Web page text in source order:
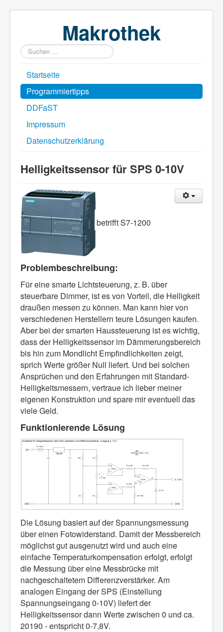
Makrothek
Suchen
...
Startseite
Programmiertipps
DDFaST
Impressum
Datenschutzerklärung
Helligkeitssensor für SPS 0-10V
betrifft S7-1200
Problembeschreibung:
Für eine smarte Lichtsteuerung, z. B. über
steuerbare Dimmer, ist es von Vorteil, die Helligkeit
draußen messen zu können. Man kann hier von
verschiedenen Herstellern teure Lösungen kaufen.
Aber bei der smarten Haussteuerung ist es wichtig,
dass der Helligkeitssensor im Dämmerungsbereich
bis hin zum Mondlicht Empfindlichkeiten zeigt,
sprich Werte größer Null liefert. Und bei solchen
Ansprüchen und den Erfahrungen mit Standard-
Helligkeitsmessern, vertraue ich lieber meiner
eigenen Konstruktion und spare mir eventuell das
viele Geld.
Funktionierende Lösung
Die Lösung basiert auf der Spannungsmessung
über einen Fotowiderstand. Damit der Messbereich
möglichst gut ausgenutzt wird und auch eine
einfache Temperaturkompensation erfolgt, erfolgt
die Messung über eine Messbrücke mit
nachgeschaltetem Differenzverstärker. Am
analogen Eingang der SPS (Einstellung
Spannungseingang 0-10V) liefert der
Helligkeitssensor dann Werte zwischen 0 und ca.
20190 - entspricht 0-7,8V.